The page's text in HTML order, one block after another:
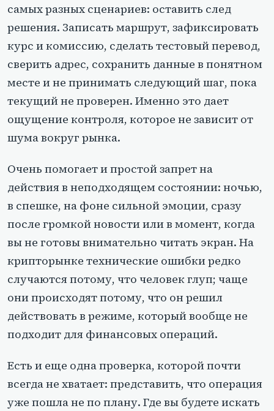
самых разных сценариев: оставить след
решения. Записать маршрут, зафиксировать
курс и комиссию, сделать тестовый перевод,
сверить адрес, сохранить данные в понятном
месте и не принимать следующий шаг, пока
текущий не проверен. Именно это дает
ощущение контроля, которое не зависит от
шума вокруг рынка.
Очень помогает и простой запрет на
действия в неподходящем состоянии: ночью,
в спешке, на фоне сильной эмоции, сразу
после громкой новости или в момент, когда
вы не готовы внимательно читать экран. На
крипторынке технические ошибки редко
случаются потому, что человек глуп; чаще
они происходят потому, что он решил
действовать в режиме, который вообще не
подходит для финансовых операций.
Есть и еще одна проверка, которой почти
всегда не хватает: представить, что операция
уже пошла не по плану. Где вы будете искать